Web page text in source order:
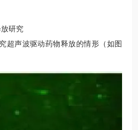
研究
波驱动药物释放的情形（如图